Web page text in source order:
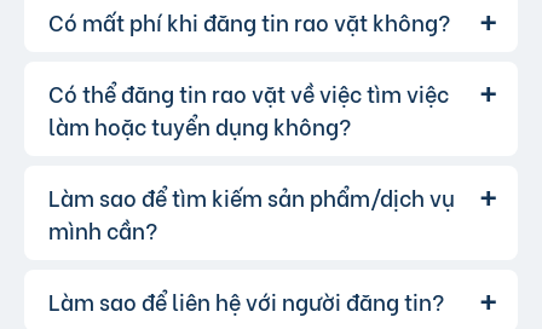
Có mất phí khi đăng tin rao vặt không?
Trả lời: Chúng tôi cung cấp gói đăng tin miễn
phí cơ bản cho tất cả người dùng. Tuy nhiên, để
thị, bạn có thể lựa chọn các gói dịch vụ nâng
cấp với chi phí hợp lý, xem thêmphí dịch vụ tin
VIP.
Có thể đăng tin rao vặt về việc tìm việc
làm hoặc tuyển dụng không?
Trả lời: Hoàn toàn có thể. Website của chúng
tôi hỗ trợ đăng tin tuyển dụng và tìm việc làm.
đủ thông tin.
Làm sao để tìm kiếm sản phẩm/dịch vụ
mình cần?
Trả lời: Bạn có thể sử dụng công cụ tìm kiếm
Làm sao để liên hệ với người đăng tin?